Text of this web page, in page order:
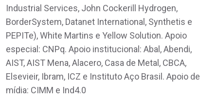
Industrial Services, John Cockerill Hydrogen,
BorderSystem, Datanet International, Synthetis e
PEPITe), White Martins e Yellow Solution. Apoio
especial: CNPq. Apoio institucional: Abal, Abendi,
AIST, AIST Mena, Alacero, Casa de Metal, CBCA,
Elsevieir, Ibram, ICZ e Instituto Aço Brasil. Apoio de
mídia: CIMM e Ind4.0